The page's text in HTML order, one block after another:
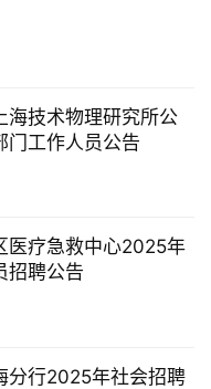
海技术物理研究所公
门工作人员公告
医疗急救中心2025年
招聘公告
分行2025年社会招聘